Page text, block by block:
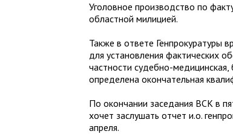
Уголовное производство по
областной милицией.
Также в ответе Генпрокуратуры
для установления фактических
частности судебно-медицинская,
определена окончательная
По окончании заседания ВСК в
хочет заслушать отчет и.о.
апреля.